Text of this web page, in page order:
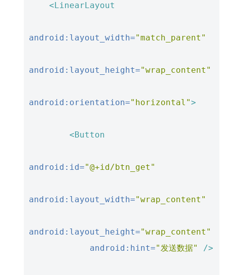
<LinearLayout
android:layout_width="match_parent"
android:layout_height="wrap_content"
android:orientation="horizontal">
<Button
android:id="@+id/btn_get"
android:layout_width="wrap_content"
android:layout_height="wrap_content"
android:hint="发送数据" />